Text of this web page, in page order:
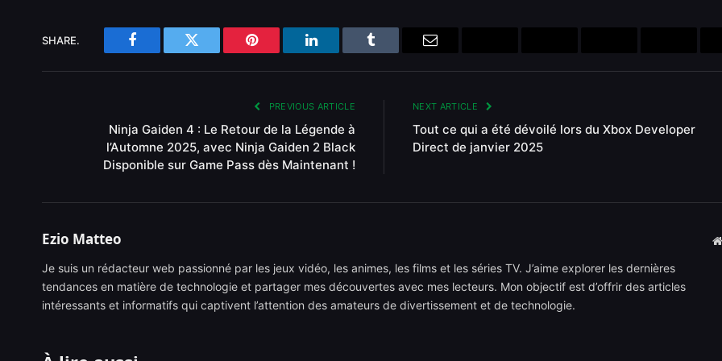
SHARE.
Facebook Twitter Pinterest LinkedIn Tumblr
PREVIOUS ARTICLE
Ninja Gaiden 4 : Le Retour de la Légende à
l’Automne 2025, avec Ninja Gaiden 2 Black
Disponible sur Game Pass dès Maintenant !
NEXT ARTICLE
Tout ce qui a été dévoilé lors du Xbox Developer
Direct de janvier 2025
Ezio Matteo
Je suis un rédacteur web passionné par les jeux vidéo, les animes, les films et les séries TV. J’aime explorer les dernières
tendances en matière de technologie et partager mes découvertes avec mes lecteurs. Mon objectif est d’offrir des articles
intéressants et informatifs qui captivent l’attention des amateurs de divertissement et de technologie.